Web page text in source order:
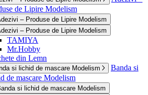
de Lipire Modelism
– Produse de Lipire Modelism
– Produse de Lipire Modelism
TAMIYA
Mr.Hobby
din Lemn
si lichid de mascare Modelism
Banda si
de mascare Modelism
si lichid de mascare Modelism